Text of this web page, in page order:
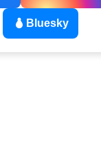
Bluesky